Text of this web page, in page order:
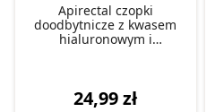
Apirectal czopki
doodbytnicze z kwasem
hialuronowym i
24,99 zł